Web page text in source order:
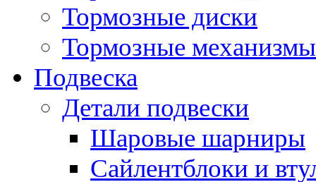
Тормозные диски
Тормозные механизмы
Подвеска
Детали подвески
Шаровые шарниры
Сайлентблоки и